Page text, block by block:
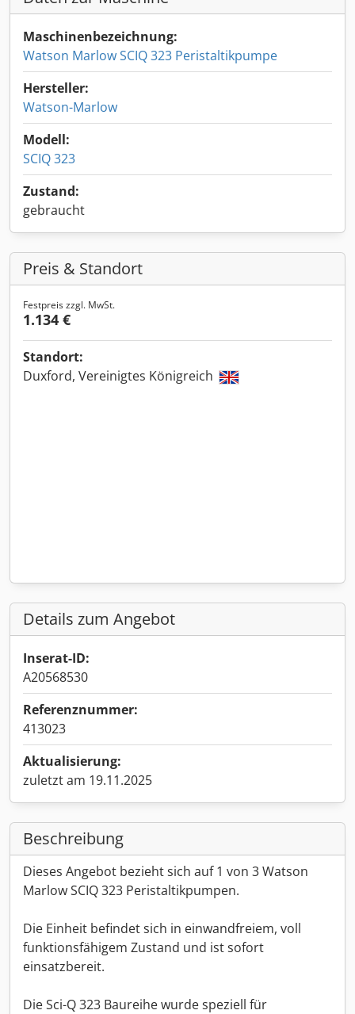
Maschinenbezeichnung:
Watson Marlow SCIQ 323 Peristaltikpumpe
Hersteller:
Watson-Marlow
Modell:
SCIQ 323
Zustand:
gebraucht
Preis & Standort
Festpreis zzgl. MwSt.
1.134 €
Standort:
Duxford, Vereinigtes Königreich
Details zum Angebot
Inserat-ID:
A20568530
Referenznummer:
413023
Aktualisierung:
zuletzt am 19.11.2025
Beschreibung
Dieses Angebot bezieht sich auf 1 von 3 Watson
Marlow SCIQ 323 Peristaltikpumpen.
Die Einheit befindet sich in einwandfreiem, voll
funktionsfähigem Zustand und ist sofort
einsatzbereit.
Die Sci-Q 323 Baureihe wurde speziell für